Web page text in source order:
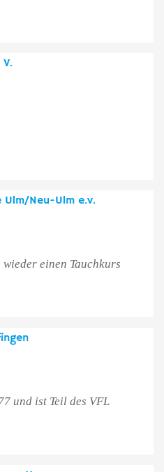
Ulm/Neu-Ulm e.v.
einen Tauchkurs
und ist Teil des VFL